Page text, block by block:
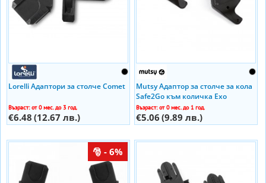
Lorelli Адаптори за столче Comet
Възраст: от 0 мес. до 3 год.
€6.48 (12.67 лв.)
Mutsy Адаптор за столче за кола
Safe2Go към количка Exo
Възраст: от 0 мес. до 1 год.
€5.06 (9.89 лв.)
- 6%